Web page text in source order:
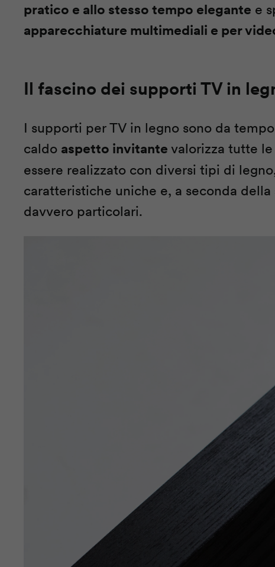
pratico e allo stesso tempo elegante e
apparecchiature multimediali e per
Il fascino dei supporti TV in
I supporti per TV in legno sono da
caldo aspetto invitante valorizza tutte
essere realizzato con diversi tipi di
caratteristiche uniche e, a seconda
davvero particolari.